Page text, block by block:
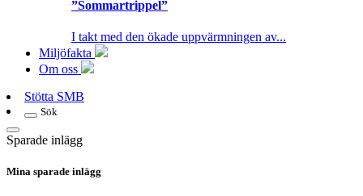
”Sommartrippel”
I takt med den ökade uppvärmningen av...
Miljöfakta
Om oss
Stötta SMB
Sök
Sparade inlägg
Mina sparade inlägg